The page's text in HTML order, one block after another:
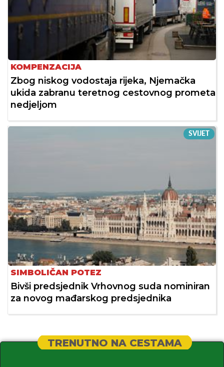
KOMPENZACIJA
Zbog niskog vodostaja rijeka, Njemačka
ukida zabranu teretnog cestovnog prometa
nedjeljom
SVIJET
SIMBOLIČAN POTEZ
Bivši predsjednik Vrhovnog suda nominiran
za novog mađarskog predsjednika
TRENUTNO NA CESTAMA